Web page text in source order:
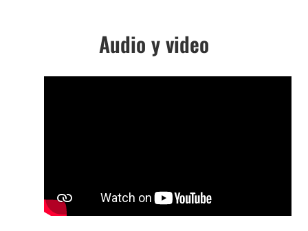
Audio y video